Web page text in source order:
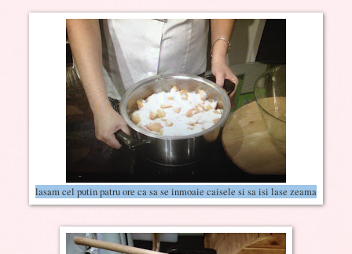
lasam cel putin patru ore ca sa se inmoaie caisele si sa isi lase zeama